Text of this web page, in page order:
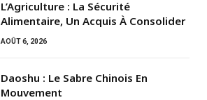
L’Agriculture : La Sécurité
Alimentaire, Un Acquis À Consolider
AOÛT 6, 2026
Daoshu : Le Sabre Chinois En
Mouvement